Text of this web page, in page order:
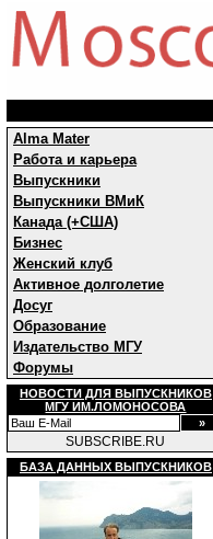
Alma Mater
Работа и карьера
Выпускники
Выпускники ВМиК
Канада (+США)
Бизнес
Женский клуб
Активное долголетие
Досуг
Образование
Издательство МГУ
Форумы
НОВОСТИ ДЛЯ ВЫПУСКНИКОВ
МГУ ИМ.ЛОМОНОСОВА
SUBSCRIBE.RU
БАЗА ДАННЫХ ВЫПУСКНИКОВ